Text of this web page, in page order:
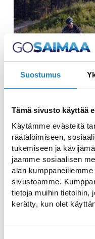
Suostumus
Tämä sivusto käyttää
Käytämme evästeitä
räätälöimiseen,
tukemiseen ja
jaamme sosiaalisen
alan
sivustoamme.
tietoja muihin tietoihin,
kerätty, kun olet
Pumptrack
Entworfen und